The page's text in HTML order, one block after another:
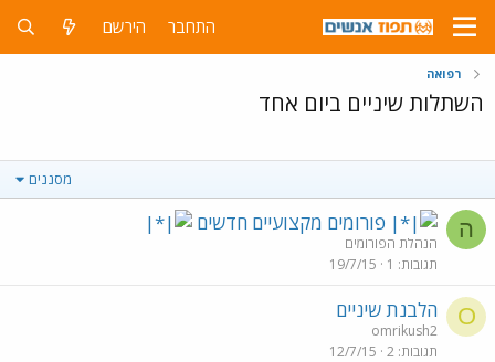
התחבר הירשם
רפואה
השתלות שיניים ביום אחד
מסננים
ה פורומים מקצועיים חדשים
הנהלת הפורומים
תגובות 1
19/7/15
O הלבנת שיניים
omrikush2
תגובות 2
12/7/15